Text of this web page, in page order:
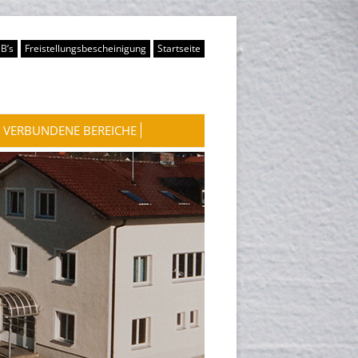
Freistellungsbescheinigung Startseite
VERBUNDENE BEREICHE
WASSERKRAFTWERKE
WOHNUNGSVERMIETUNG